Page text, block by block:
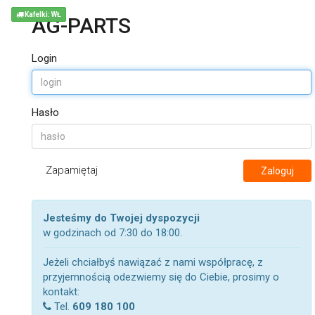
AG-PARTS
Login
Hasło
Zapamiętaj Zaloguj
Jesteśmy do Twojej dyspozycji
w godzinach od 7:30 do 18:00.
Jeżeli chciałbyś nawiązać z nami współpracę, z
przyjemnością odezwiemy się do Ciebie, prosimy o
kontakt:
Tel. 609 180 100
Kafelki: WŁ